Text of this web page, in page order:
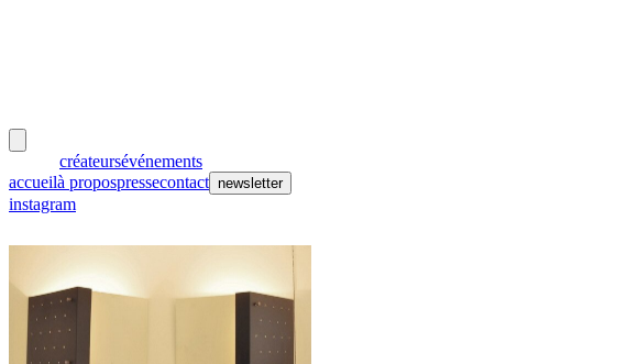
créateursévénements
accueilà propospressecontact newsletter
instagram